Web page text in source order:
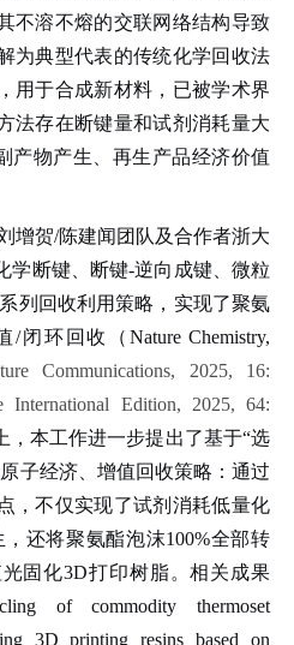
不溶不熔的交联网络结构导致
为典型代表的传统化学回收法
用于合成新材料，已被学术界
法存在断键量和试剂消耗量大
产物产生、再生产品经济价值
增贺/陈建闻团队及合作者浙大
学断键、断键-逆向成键、微粒
列回收利用策略，实现了聚氨
环回收（Nature Chemistry,
Communications, 2025, 16:
International Edition, 2025, 64:
，本工作进一步提出了基于“选
子经济、增值回收策略：通过
，不仅实现了试剂消耗低量化
，还将聚氨酯泡沫100%全部转
固化3D打印树脂。相关成果
of commodity thermoset
3D printing resins based on